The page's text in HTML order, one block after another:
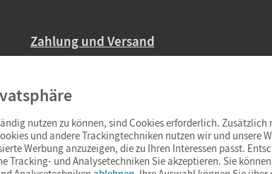
Zahlung und Versand
Ab 59,– EUR Bestellwert liefern wir
(Lieferung in 3–6 Tagen).
nutzen zu können, sind Cookies erforderlich. Zusätzlich
und andere Trackingtechniken nutzen wir und unsere
Werbung anzuzeigen, die zu Ihren Interessen passt.
Tracking- und Analysetechniken Sie akzeptieren. Sie